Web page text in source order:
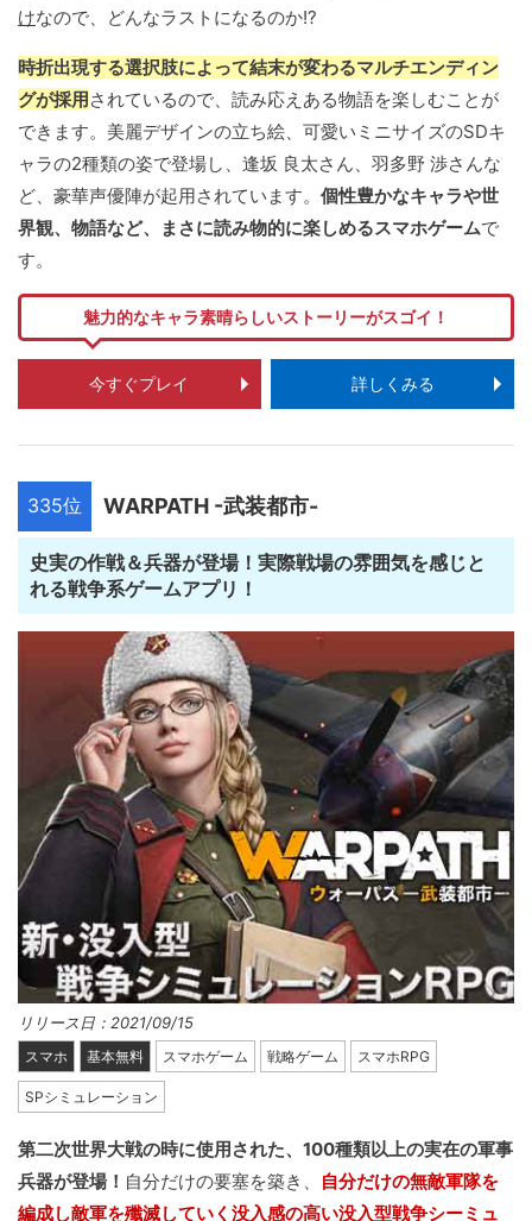
けなので、どんなラストになるのか!?
時折出現する選択肢によって結末が変わるマルチエンディン
グが採用されているので、読み応えある物語を楽しむことが
できます。美麗デザインの立ち絵、可愛いミニサイズのSDキ
ャラの2種類の姿で登場し、逢坂 良太さん、羽多野 渉さんな
ど、豪華声優陣が起用されています。 個性豊かなキャラや世
界観、物語など、まさに読み物的に楽しめるスマホゲームで
す。
魅力的なキャラ素晴らしいストーリーがスゴイ！
今すぐプレイ 詳しくみる
335位 WARPATH -武装都市-
史実の作戦＆兵器が登場！実際戦場の雰囲気を感じと
れる戦争系ゲームアプリ！
リリース日：2021/09/15
スマホ 基本無料 スマホゲーム 戦略ゲーム スマホRPG
SPシミュレーション
第二次世界大戦の時に使用された、100種類以上の実在の軍事
兵器が登場！ 自分だけの要塞を築き、
自分だけの無敵軍隊を
編成し敵軍を殲滅していく没入感の高い没入型戦争シーミュ